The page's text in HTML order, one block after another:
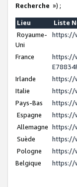
Recherche ») ;
Lieu
Liste
Royaume-
Uni
https://
France
https://
Irlande
https://
Italie
https://
Pays-Bas
https://
Espagne
https://
Allemagne https://
Suède
https://
Pologne
https://
Belgique
https://